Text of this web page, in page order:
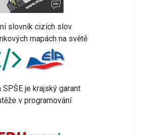
slovník cizích slov
mapách na světě
SPŠE je krajský garant
v programování